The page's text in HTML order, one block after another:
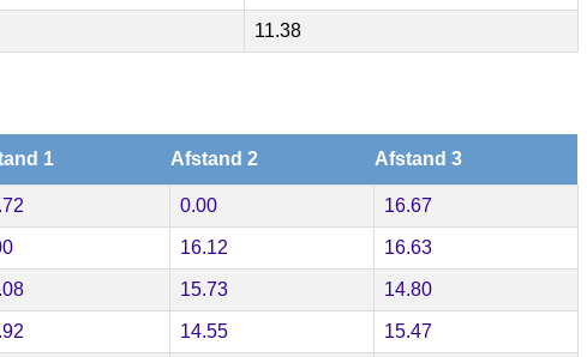
11.38
1 Afstand 2 Afstand 3
0.00 16.67
16.12 16.63
15.73 14.80
14.55 15.47